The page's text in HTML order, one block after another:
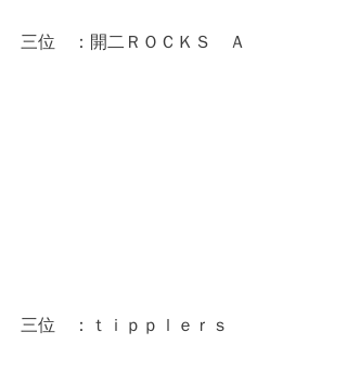
三位　：開二ＲＯＣＫＳ　Ａ
三位　：ｔｉｐｐｌｅｒｓ